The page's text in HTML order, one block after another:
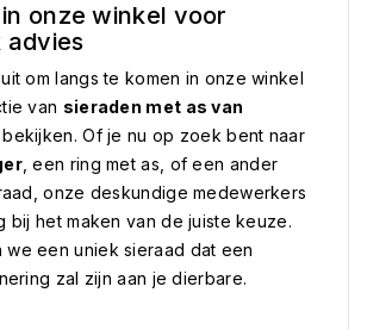
onze winkel voor
advies
om langs te komen in onze winkel
van sieraden met as van
Of je nu op zoek bent naar
, een ring met as, of een ander
onze deskundige medewerkers
bij het maken van de juiste keuze.
we een uniek sieraad dat een
zal zijn aan je dierbare.